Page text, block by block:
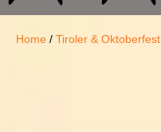
Home / Tiroler & Oktoberfest